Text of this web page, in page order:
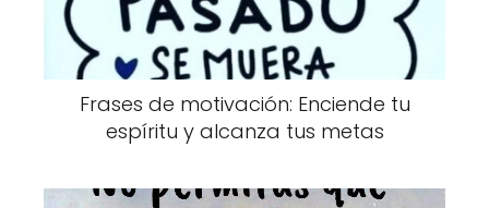
Frases de motivación: Enciende tu
espíritu y alcanza tus metas